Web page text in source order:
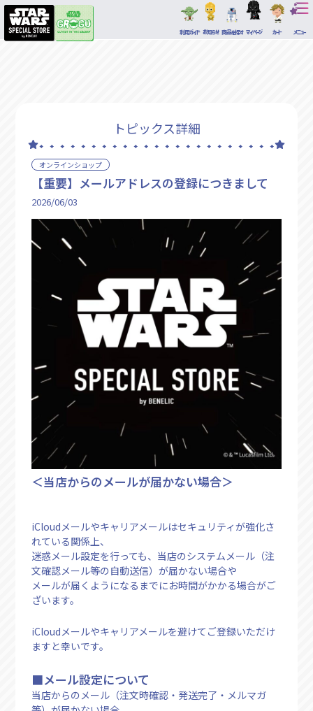
利用ガイド お知らせ 商品を探す マイページ カート メニュー
トピックス詳細
オンラインショップ
【重要】メールアドレスの登録につきまして
2026/06/03
＜当店からのメールが届かない場合＞
iCloudメールやキャリアメールはセキュリティが強化さ
れている関係上、
迷惑メール設定を行っても、当店のシステムメール（注
文確認メール等の自動送信）が届かない場合や
メールが届くようになるまでにお時間がかかる場合がご
ざいます。
iCloudメールやキャリアメールを避けてご登録いただけ
ますと幸いです。
■メール設定について
当店からのメール（注文時確認・発送完了・メルマガ